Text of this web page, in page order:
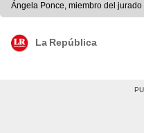
Ángela Ponce, miembro del
fotocomposición JB | La República
La República